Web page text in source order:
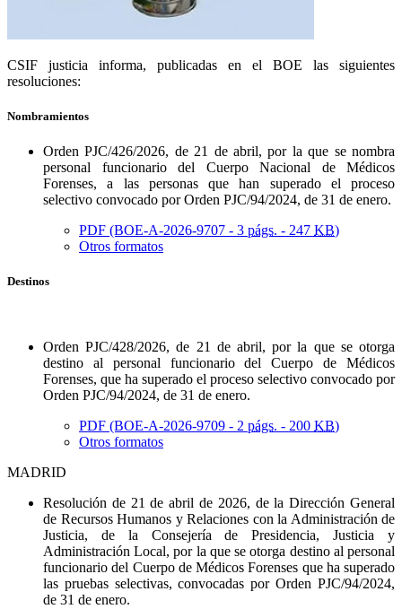
CSIF justicia informa, publicadas en el BOE las siguientes
resoluciones:
Nombramientos
Orden PJC/426/2026, de 21 de abril, por la que se nombra
personal funcionario del Cuerpo Nacional de Médicos
Forenses, a las personas que han superado el proceso
selectivo convocado por Orden PJC/94/2024, de 31 de enero.
PDF (BOE-A-2026-9707 - 3 págs. - 247 KB)
Otros formatos
Destinos
Orden PJC/428/2026, de 21 de abril, por la que se otorga
destino al personal funcionario del Cuerpo de Médicos
Forenses, que ha superado el proceso selectivo convocado por
Orden PJC/94/2024, de 31 de enero.
PDF (BOE-A-2026-9709 - 2 págs. - 200 KB)
Otros formatos
MADRID
Resolución de 21 de abril de 2026, de la Dirección General
de Recursos Humanos y Relaciones con la Administración de
Justicia, de la Consejería de Presidencia, Justicia y
Administración Local, por la que se otorga destino al personal
funcionario del Cuerpo de Médicos Forenses que ha superado
las pruebas selectivas, convocadas por Orden PJC/94/2024,
de 31 de enero.